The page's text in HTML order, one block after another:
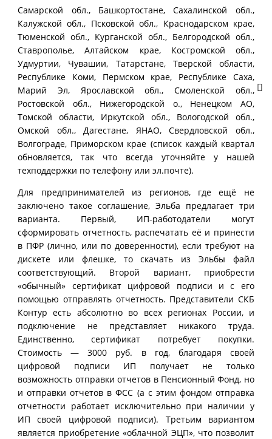
Самарской обл., Башкортостане, Сахалинской обл.,
Калужской обл., Псковской обл., Краснодарcком крае,
Тюменской обл., Курганской обл., Белгородской обл.,
Ставрополье, Алтайском крае, Костромской обл.,
Удмуртии, Чувашии, Татарстане, Тверской области,
Республике Коми, Пермском крае, Республике Саха,
Марий Эл, Ярославской обл., Смоленской обл.,
Ростовской обл., Нижегородской о., Ненецком АО,
Томской области, Иркутской обл., Вологодской обл.,
Омской обл., Дагестане, ЯНАО, Свердловской обл.,
Волгограде, Приморcком крае (список каждый квартал
обновляется, так что всегда уточняйте у нашей
техподдержки по телефону или эл.почте).
Для предпринимателей из регионов, где ещё не
заключено такое соглашение, Эльба предлагает три
варианта. Первый, ИП-работодатели могут
сформировать отчетность, распечатать её и принести
в ПФР (лично, или по доверенности), если требуют на
дискете или флешке, то скачать из Эльбы файл
соответствующий. Второй вариант, приобрести
«обычный» сертификат цифровой подписи и с его
помощью отправлять отчетность. Представители СКБ
Контур есть абсолютно во всех регионах России, и
подключение не представляет никакого труда.
Единственно, сертификат потребует покупки.
Стоимость — 3000 руб. в год, благодаря своей
цифровой подписи ИП получает не только
возможность отправки отчетов в Пенсионный Фонд, но
и отправки отчетов в ФСС (а с этим фондом отправка
отчетности работает исключительно при наличии у
ИП своей цифровой подписи). Третьим вариантом
является приобретение «облачной ЭЦП», что позволит